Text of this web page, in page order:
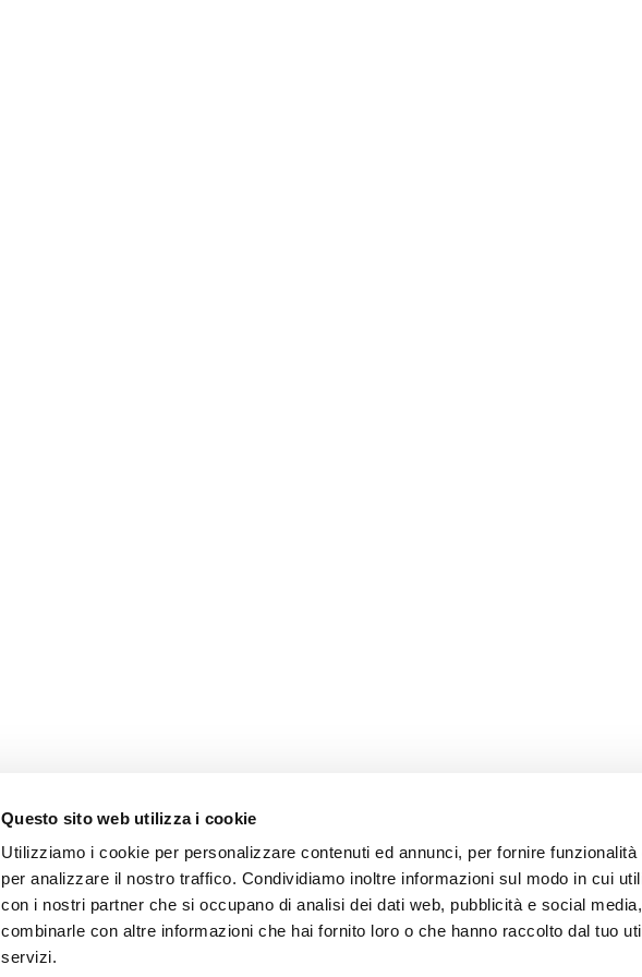
Questo sito web utilizza i cookie
Utilizziamo i cookie per personalizzare contenuti ed annunci, per fornire
per analizzare il nostro traffico. Condividiamo inoltre informazioni sul modo in cui
con i nostri partner che si occupano di analisi dei dati web, pubblicità e social
combinarle con altre informazioni che hai fornito loro o che hanno raccolto dal tuo
servizi.